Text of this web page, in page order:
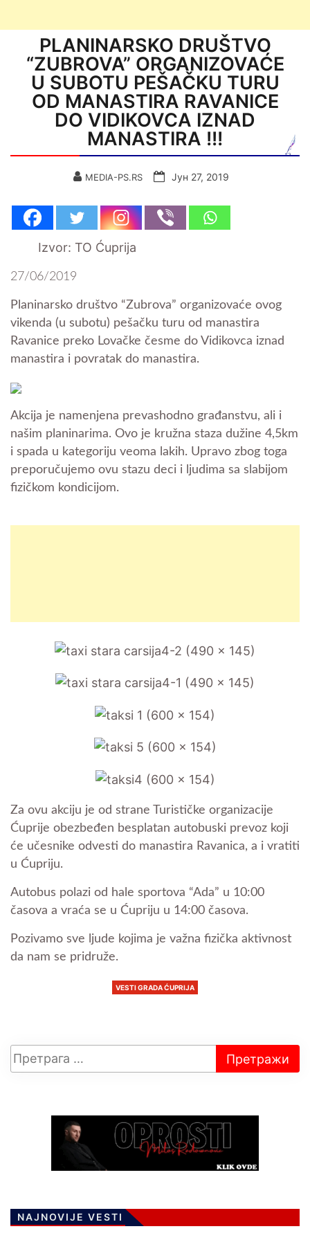
PLANINARSKO DRUŠTVO
“ZUBROVA” ORGANIZOVAĆE
U SUBOTU PEŠAČKU TURU
OD MANASTIRA RAVANICE
DO VIDIKOVCA IZNAD
MANASTIRA !!!
MEDIA-PS.RS Јун 27, 2019
Izvor: TO Ćuprija
27/06/2019
Planinarsko društvo “Zubrova” organizovaće ovog
vikenda (u subotu) pešačku turu od manastira
Ravanice preko Lovačke česme do Vidikovca iznad
manastira i povratak do manastira.
Akcija je namenjena prevashodno građanstvu, ali i
našim planinarima. Ovo je kružna staza dužine 4,5km
i spada u kategoriju veoma lakih. Upravo zbog toga
preporučujemo ovu stazu deci i ljudima sa slabijom
fizičkom kondicijom.
Za ovu akciju je od strane Turističke organizacije
Ćuprije obezbeđen besplatan autobuski prevoz koji
će učesnike odvesti do manastira Ravanica, a i vratiti
u Ćupriju.
Autobus polazi od hale sportova “Ada” u 10:00
časova a vraća se u Ćupriju u 14:00 časova.
Pozivamo sve ljude kojima je važna fizička aktivnost
da nam se pridruže.
VESTI GRADA ĆUPRIJA
NAJNOVIJE VESTI